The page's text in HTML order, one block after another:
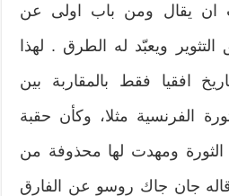
ان يقال ومن باب اولى عن
التثوير ويعبّد له الطرق . لهذا
افقيا فقط بالمقاربة بين
الفرنسية مثلا، وكأن حقبة
الثورة ومهدت لها محذوفة من
قاله جان جاك روسو عن الفارق